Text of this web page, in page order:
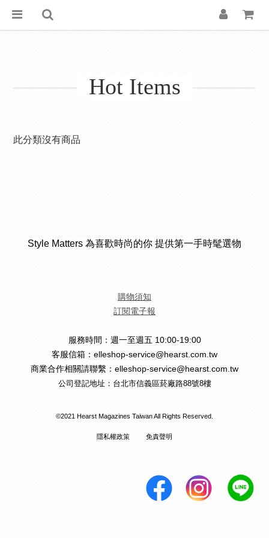
Hot Items
此分類沒有商品
Style Matters 為喜歡時尚的你 提供第一手時髦選物
購物須知
訂閱電子報
服務時間：週一至週五 10:00-19:00
客服信箱：elleshop-service@hearst.com.tw
商業合作相關請聯繫：elleshop-service@hearst.com.tw
公司登記地址：台北市信義區菸廠路88號8樓
©2021 Hearst Magazines Taiwan All Rights Reserved.
隱私權政策 免責聲明